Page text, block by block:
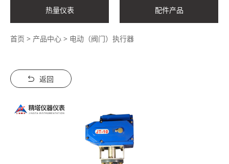
热量仪表 配件产品
首页 > 产品中心 > 电动（阀门）执行器
返回